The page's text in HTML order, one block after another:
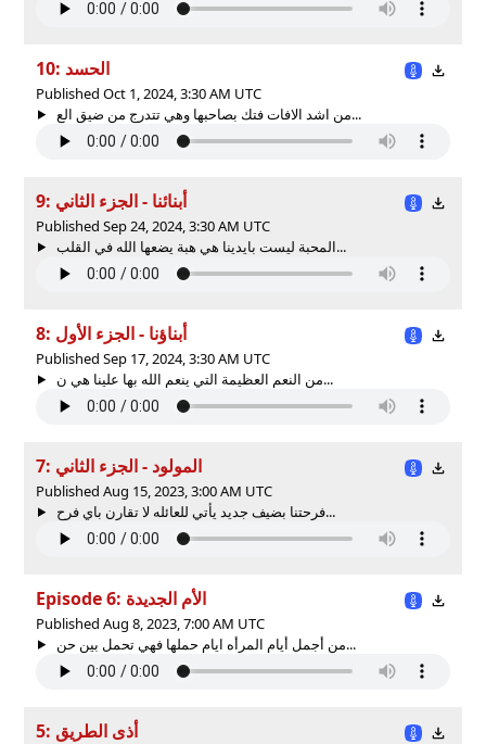
10: الحسد
Published Oct 1, 2024, 3:30 AM UTC
من اشد الافات فتك بصاحبها وهي تتدرج من ضيق الع...
9: أبنائنا - الجزء الثاني
Published Sep 24, 2024, 3:30 AM UTC
المحبة ليست بايدينا هي هبة يضعها الله في القلب...
8: أبناؤنا - الجزء الأول
Published Sep 17, 2024, 3:30 AM UTC
من النعم العظيمة التي ينعم الله بها علينا هي ن...
7: المولود - الجزء الثاني
Published Aug 15, 2023, 3:00 AM UTC
فرحتنا بضيف جديد يأتي للعائله لا تقارن باي فرح...
Episode 6: الأم الجديدة
Published Aug 8, 2023, 7:00 AM UTC
من أجمل أيام المرأه ايام حملها فهي تحمل بين حن...
5: أذى الطريق